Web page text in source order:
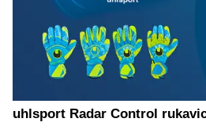
uhlsport Radar Control